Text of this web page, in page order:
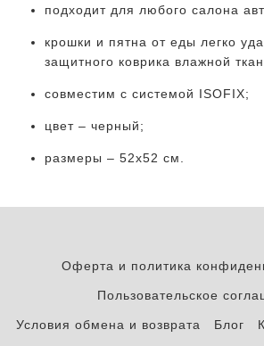
подходит для любого салона
крошки и пятна от еды легко
защитного коврика влажной
совместим с системой ISOFIX;
цвет – черный;
размеры – 52х52 см.
Оферта и политика
Пользовательское
Условия обмена и возврата Блог